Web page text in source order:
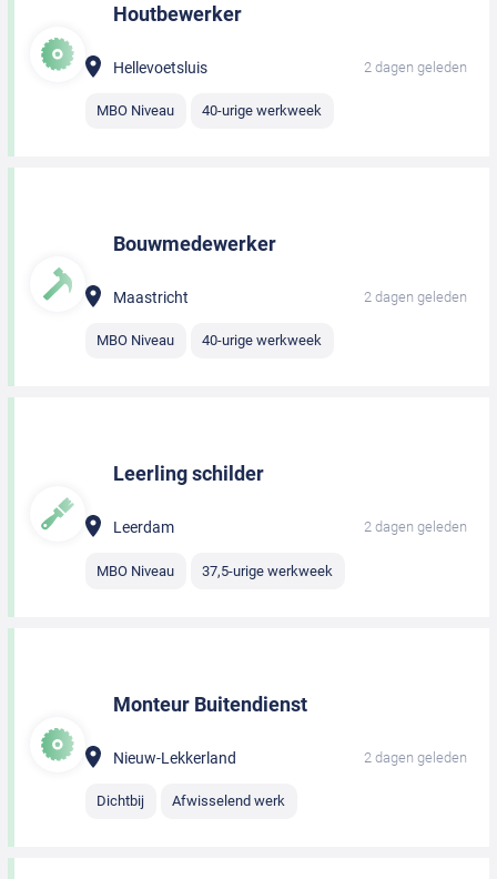
Houtbewerker
Hellevoetsluis 2 dagen geleden
MBO Niveau 40-urige werkweek
Bouwmedewerker
Maastricht 2 dagen geleden
MBO Niveau 40-urige werkweek
Leerling schilder
Leerdam 2 dagen geleden
MBO Niveau 37,5-urige werkweek
Monteur Buitendienst
Nieuw-Lekkerland 2 dagen geleden
Dichtbij Afwisselend werk